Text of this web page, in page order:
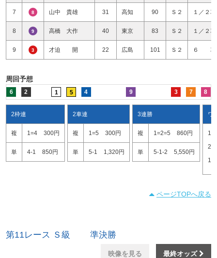
7 8 山中 貴雄 31 高知 90 Ｓ２ １／２
8 9 高橋 大作 40 東京 83 Ｓ２ １／２
9 3 才迫 開 22 広島 101 Ｓ２ ６ 車
周回予想
6 2 1 5 4 9 3 7 8
2枠連
複 1=4 300円
単 4-1 850円
2車連
複 1=5 300円
単 5-1 1,320円
3連勝
複 1=2=5 860円
単 5-1-2 5,550円
ワ
ページTOPへ戻る
第11レース Ｓ級 準決勝
映像を見る 最終オッズ